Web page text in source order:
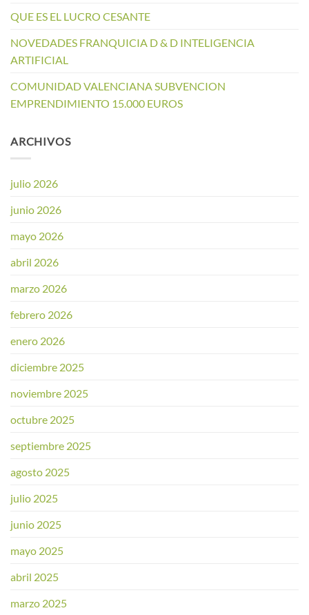
QUE ES EL LUCRO CESANTE
NOVEDADES FRANQUICIA D & D INTELIGENCIA
ARTIFICIAL
COMUNIDAD VALENCIANA SUBVENCION
EMPRENDIMIENTO 15.000 EUROS
ARCHIVOS
julio 2026
junio 2026
mayo 2026
abril 2026
marzo 2026
febrero 2026
enero 2026
diciembre 2025
noviembre 2025
octubre 2025
septiembre 2025
agosto 2025
julio 2025
junio 2025
mayo 2025
abril 2025
marzo 2025